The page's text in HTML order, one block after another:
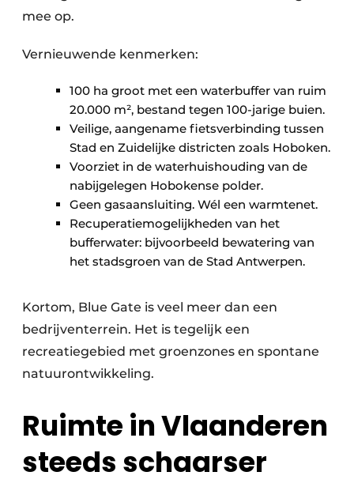
mee op.
Vernieuwende kenmerken:
100 ha groot met een waterbuffer van ruim
20.000 m², bestand tegen 100-jarige buien.
Veilige, aangename fietsverbinding tussen
Stad en Zuidelijke districten zoals Hoboken.
Voorziet in de waterhuishouding van de
nabijgelegen Hobokense polder.
Geen gasaansluiting. Wél een warmtenet.
Recuperatiemogelijkheden van het
bufferwater: bijvoorbeeld bewatering van
het stadsgroen van de Stad Antwerpen.
Kortom, Blue Gate is veel meer dan een
bedrijventerrein. Het is tegelijk een
recreatiegebied met groenzones en spontane
natuurontwikkeling.
Ruimte in Vlaanderen
steeds schaarser